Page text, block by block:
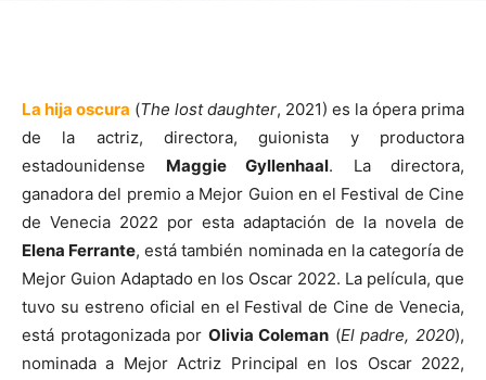
La hija oscura (The lost daughter, 2021) es la ópera prima
de la actriz, directora, guionista y productora
estadounidense Maggie Gyllenhaal. La directora,
ganadora del premio a Mejor Guion en el Festival de Cine
de Venecia 2022 por esta adaptación de la novela de
Elena Ferrante, está también nominada en la categoría de
Mejor Guion Adaptado en los Oscar 2022. La película, que
tuvo su estreno oficial en el Festival de Cine de Venecia,
está protagonizada por Olivia Coleman (El padre, 2020),
nominada a Mejor Actriz Principal en los Oscar 2022,